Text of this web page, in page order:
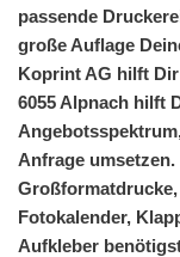
passende
große Auflage
Koprint AG hilft
6055 Alpnach hilft
Anfrage
Fotokalender,
Aufkleber